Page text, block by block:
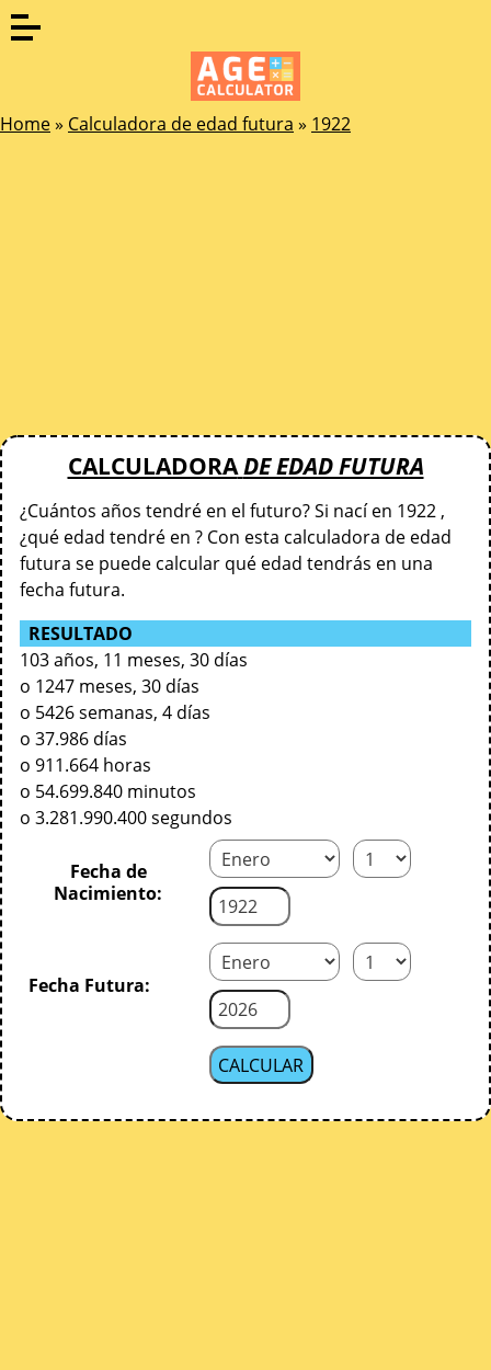
Home» Calculadora de edad futura » 1922
CALCULADORADE EDAD FUTURA
¿Cuántos años tendré en el futuro? Si nací en 1922 ,
¿qué edad tendré en ? Con esta calculadora de edad
futura se puede calcular qué edad tendrás en una
fecha futura.
RESULTADO
103 años, 11 meses, 30 días
o 1247 meses, 30 días
o 5426 semanas, 4 días
o 37.986 días
o 911.664 horas
o 54.699.840 minutos
o 3.281.990.400 segundos
Fecha de
Nacimiento:
Fecha Futura: